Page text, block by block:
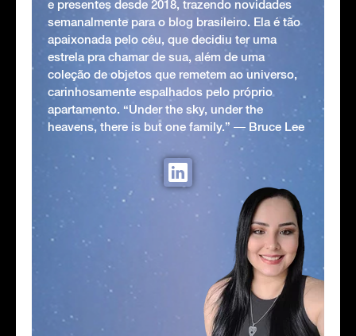
e presentes desde 2018, trazendo novidades
semanalmente para o blog brasileiro. Ela é tão
apaixonada pelo céu, que decidiu ter uma
estrela pra chamar de sua, além de uma
coleção de objetos que remetem ao universo,
carinhosamente espalhados pelo próprio
apartamento. “Under the sky, under the
heavens, there is but one family.” ― Bruce Lee